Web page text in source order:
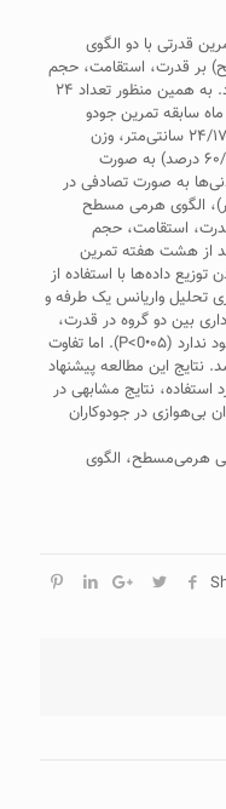
قدرتی با دو الگوی
بر قدرت، استقامت، حجم
عضلانی و توان بی‌هوازی جودوکاران جوان بود. به همين منظور تعداد ۲۴
از جودوکاران شهر کرمانشاه که حداقل ۶ ماه سابقه تمرين جودو
داشتند (سن ۵۴/۱±۰۳/۱۹ سال، قد ۱۴/۴±۲۴/۱۷۷ سانتی‌متر، وزن
۶۰/۱۰±۷۳/۷۱ کيلوگرم و چربی بدن۰۴/۶±۶۰/۱۳ درصد) به صورت
به صورت تصادفی در
تمرينی با الگوی هرمی دوگانه (۸نفر)، الگوی هرمی مسطح
شدند. قدرت، استقامت، حجم
از هشت هفته تمرين
داده‌ها با استفاده از
تحليل واريانس يک طرفه و
بين دو گروه در قدرت،
استقامت، حجم عضلانی و توان بی‌هوازی وجود ندارد (P<0•۰۵). اما تفاوت
نتايج اين مطالعه پيشنهاد
استفاده، نتايج مشابهی در
بی‌هوازی در جودوکاران
هرمی‌مسطح، الگوی